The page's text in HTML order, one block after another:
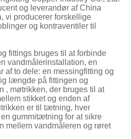
og leverandør af China
vi producerer forskellige
og kontraventiler til
fittings bruges til at forbinde
vandmålerinstallation, en
af to dele: en messingfitting og
længde på fittingen og
, møtrikken, der bruges til at
stikket og enden af
er til tætning, hver
gummitætning for at sikre
mellem vandmåleren og røret